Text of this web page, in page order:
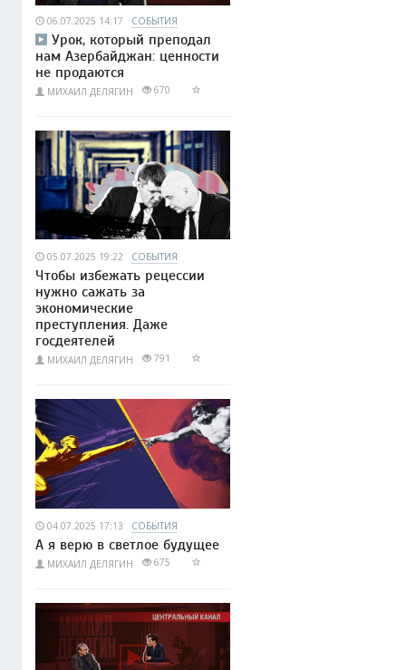
06.07.2025 14:17 СОБЫТИЯ
Урок, который преподал
нам Азербайджан: ценности
не продаются
МИХАИЛ ДЕЛЯГИН 670
05.07.2025 19:22 СОБЫТИЯ
Чтобы избежать рецессии
нужно сажать за
экономические
преступления. Даже
госдеятелей
МИХАИЛ ДЕЛЯГИН 791
04.07.2025 17:13 СОБЫТИЯ
А я верю в светлое будущее
МИХАИЛ ДЕЛЯГИН 675